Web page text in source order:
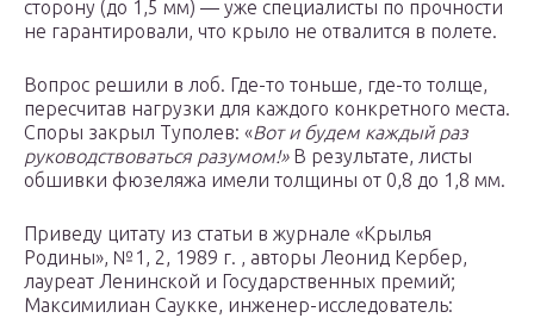
сторону (до 1,5 мм) — уже специалисты по прочности
не гарантировали, что крыло не отвалится в полете.
Вопрос решили в лоб. Где-то тоньше, где-то толще,
пересчитав нагрузки для каждого конкретного места.
Споры закрыл Туполев: «Вот и будем каждый раз
руководствоваться разумом!»В результате, листы
обшивки фюзеляжа имели толщины от 0,8 до 1,8 мм.
Приведу цитату из статьи в журнале «Крылья
Родины», №1, 2, 1989 г. , авторы Леонид Кербер,
лауреат Ленинской и Государственных премий;
Максимилиан Саукке, инженер-исследователь: